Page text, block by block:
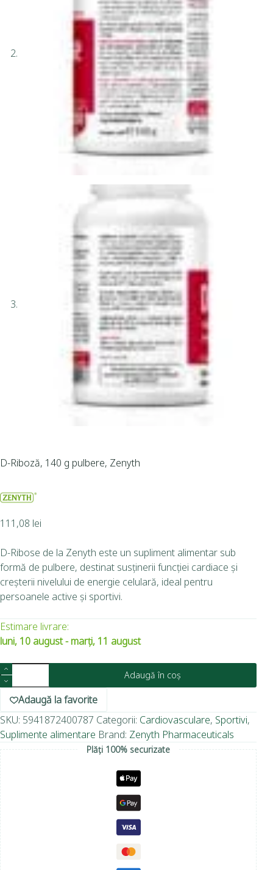
D-Riboză, 140 g pulbere, Zenyth
111,08 lei
D-Ribose de la Zenyth este un supliment alimentar sub
formă de pulbere, destinat susținerii funcției cardiace și
creșterii nivelului de energie celulară, ideal pentru
persoanele active și sportivi.
Estimare livrare:
luni, 10 august - marți, 11 august
Adaugă în coș
Adaugă la favorite
SKU: 5941872400787 Categorii: Cardiovasculare, Sportivi,
Suplimente alimentare Brand: Zenyth Pharmaceuticals
Plăți 100% securizate